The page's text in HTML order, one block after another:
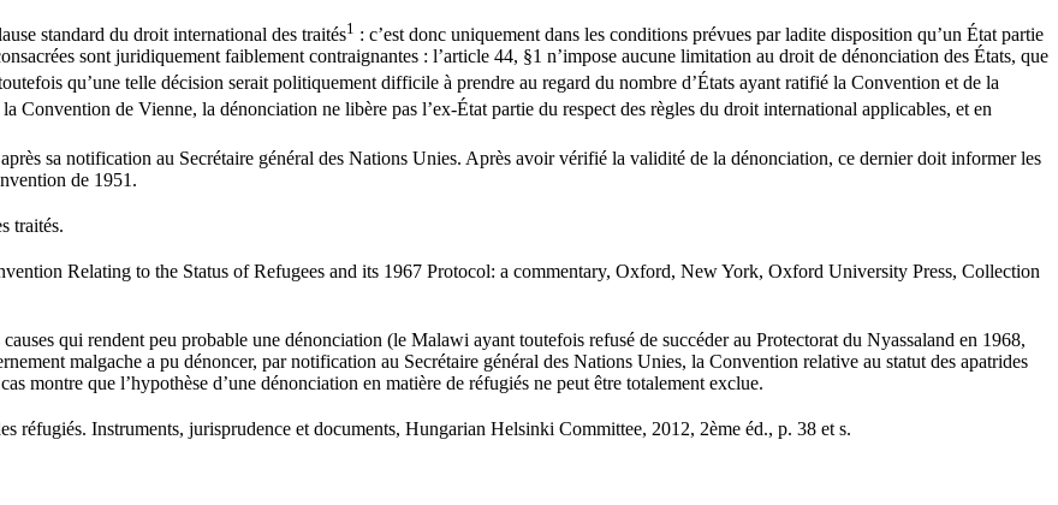
standard du droit international des traités1 : c’est donc uniquement dans les conditions prévues par ladite disposition qu’un État partie
sont juridiquement faiblement contraignantes : l’article 44, §1 n’impose aucune limitation au droit de dénonciation des États, que
qu’une telle décision serait politiquement difficile à prendre au regard du nombre d’États ayant ratifié la Convention et de la
Convention de Vienne, la dénonciation ne libère pas l’ex-État partie du respect des règles du droit international applicables, et en
sa notification au Secrétaire général des Nations Unies. Après avoir vérifié la validité de la dénonciation, ce dernier doit informer les
de 1951.
traités.
Relating to the Status of Refugees and its 1967 Protocol: a commentary, Oxford, New York, Oxford University Press, Collection
qui rendent peu probable une dénonciation (le Malawi ayant toutefois refusé de succéder au Protectorat du Nyassaland en 1968,
malgache a pu dénoncer, par notification au Secrétaire général des Nations Unies, la Convention relative au statut des apatrides
montre que l’hypothèse d’une dénonciation en matière de réfugiés ne peut être totalement exclue.
Instruments, jurisprudence et documents, Hungarian Helsinki Committee, 2012, 2ème éd., p. 38 et s.